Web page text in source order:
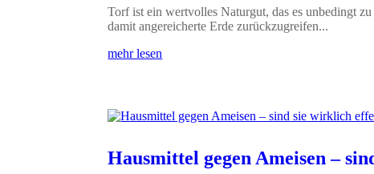
Torf ist ein wertvolles Naturgut, das es unbedingt
damit angereicherte Erde zurückzugreifen...
mehr lesen
Hausmittel gegen Ameisen –